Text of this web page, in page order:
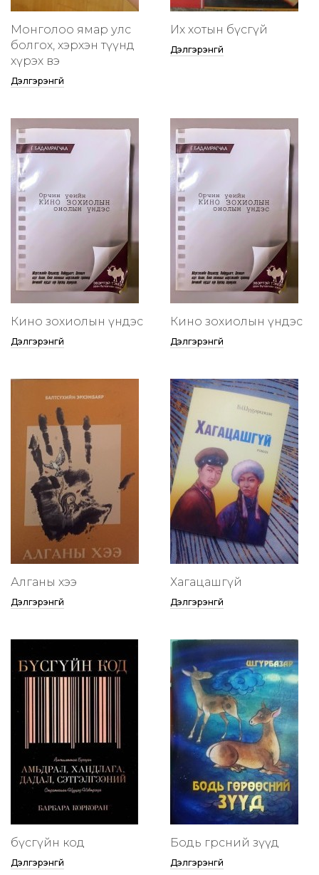
Монголоо ямар улс
болгох, хэрхэн түүнд
хүрэх вэ
Дэлгэрэнгүй
Их хотын бүсгүй
Дэлгэрэнгүй
Кино зохиолын үндэс
Дэлгэрэнгүй
Кино зохиолын үндэс
Дэлгэрэнгүй
Алганы хээ
Дэлгэрэнгүй
Хагацашгүй
Дэлгэрэнгүй
бүсгүйн код
Дэлгэрэнгүй
Бодь гөрөөсний зүүд
Дэлгэрэнгүй